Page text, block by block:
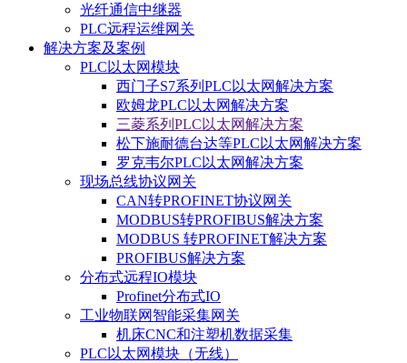
光纤通信中继器
PLC远程运维网关
解决方案及案例
PLC以太网模块
西门子S7系列PLC以太网解决方案
欧姆龙PLC以太网解决方案
三菱系列PLC以太网解决方案
松下施耐德台达等PLC以太网解决方案
罗克韦尔PLC以太网解决方案
现场总线协议网关
CAN转PROFINET协议网关
MODBUS转PROFIBUS解决方案
MODBUS 转PROFINET解决方案
PROFIBUS解决方案
分布式远程IO模块
Profinet分布式IO
工业物联网智能采集网关
机床CNC和注塑机数据采集
PLC以太网模块（无线）